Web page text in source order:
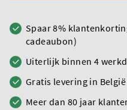
Spaar 8%
cadeaubon)
Uiterlijk binnen 4
Gratis levering in
Meer dan 80 jaar